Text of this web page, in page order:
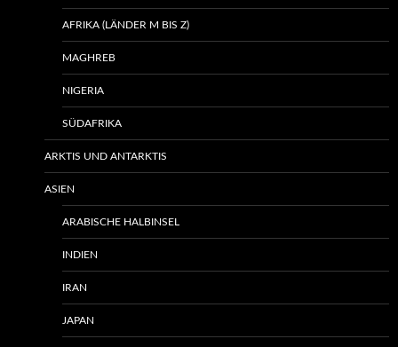
AFRIKA (LÄNDER M BIS Z)
MAGHREB
NIGERIA
SÜDAFRIKA
ARKTIS UND ANTARKTIS
ASIEN
ARABISCHE HALBINSEL
INDIEN
IRAN
JAPAN